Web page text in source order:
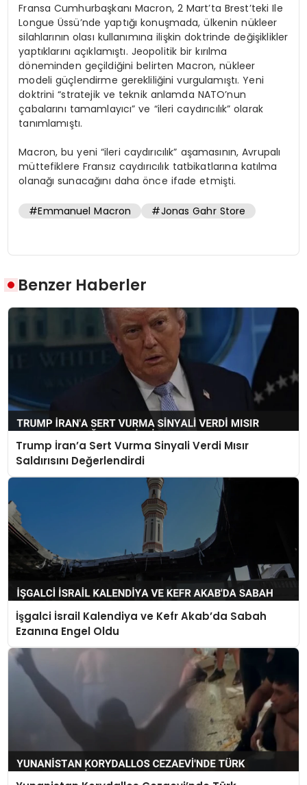
Fransa Cumhurbaşkanı Macron, 2 Mart’ta Brest’teki Ile
Longue Üssü’nde yaptığı konuşmada, ülkenin nükleer
silahlarının olası kullanımına ilişkin doktrinde değişiklikler
yaptıklarını açıklamıştı. Jeopolitik bir kırılma
döneminden geçildiğini belirten Macron, nükleer
modeli güçlendirme gerekliliğini vurgulamıştı. Yeni
doktrini “stratejik ve teknik anlamda NATO’nun
çabalarını tamamlayıcı” ve “ileri caydırıcılık” olarak
tanımlamıştı.
Macron, bu yeni “ileri caydırıcılık” aşamasının, Avrupalı
müttefiklere Fransız caydırıcılık tatbikatlarına katılma
olanağı sunacağını daha önce ifade etmişti.
#Emmanuel Macron #Jonas Gahr Store
Benzer Haberler
Trump İran’a Sert Vurma Sinyali Verdi Mısır
Saldırısını Değerlendirdi
İşgalci İsrail Kalendiya ve Kefr Akab’da Sabah
Ezanına Engel Oldu